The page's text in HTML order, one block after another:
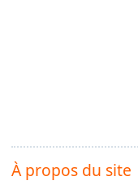
À propos du site